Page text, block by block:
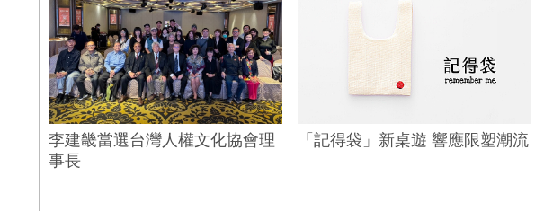
李建畿當選台灣人權文化協會理
事長
「記得袋」新桌遊 響應限塑潮流